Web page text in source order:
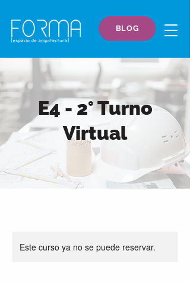
BLOG
E4 - 2° Turno
Virtual
Este curso ya no se puede reservar.